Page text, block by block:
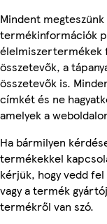
Mindent
termékinformációk
élelmiszertermékek
összetevők, a
összetevők is.
címkét és ne
amelyek a
Ha bármilyen
termékekkel
kérjük, hogy vedd
vagy a termék
termékről van szó.